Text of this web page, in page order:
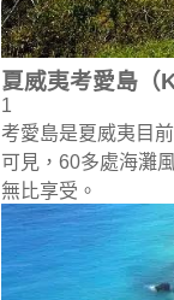
夏威夷考愛島（
1
考愛島是夏威夷目
可見，60多處海灘
無比享受。